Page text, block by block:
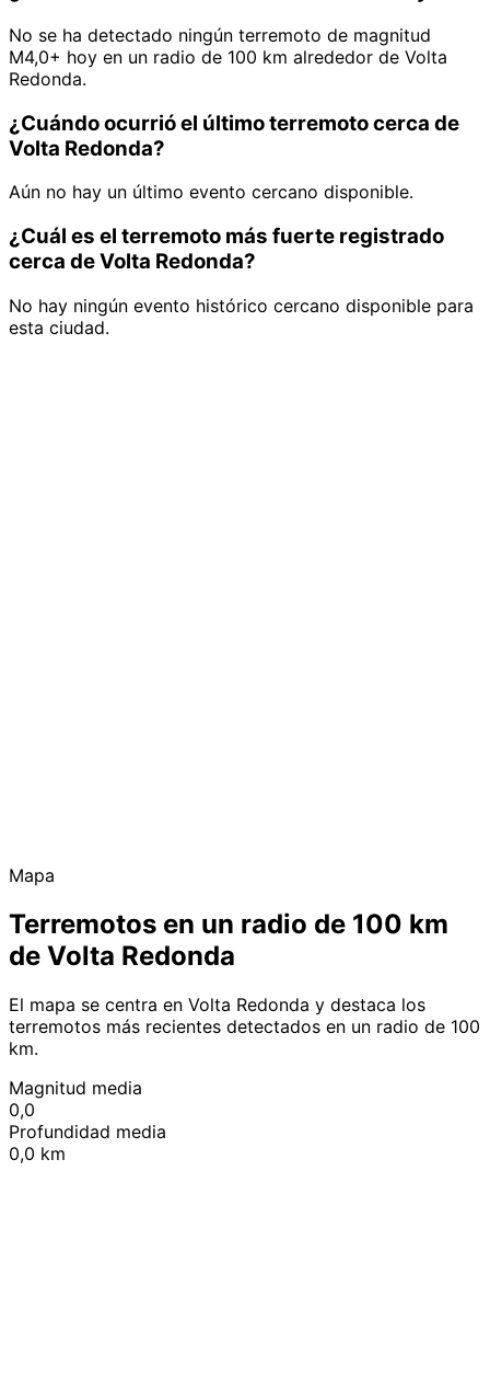
No se ha detectado ningún terremoto de magnitud
M4,0+ hoy en un radio de 100 km alrededor de Volta
Redonda.
¿Cuándo ocurrió el último terremoto cerca de
Volta Redonda?
Aún no hay un último evento cercano disponible.
¿Cuál es el terremoto más fuerte registrado
cerca de Volta Redonda?
No hay ningún evento histórico cercano disponible para
esta ciudad.
Mapa
Terremotos en un radio de 100 km
de Volta Redonda
El mapa se centra en Volta Redonda y destaca los
terremotos más recientes detectados en un radio de 100
km.
Magnitud media
0,0
Profundidad media
0,0 km